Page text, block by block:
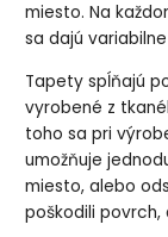
miesto. Na
sa dajú
Tapety spĺňajú
vyrobené z
toho sa pri
umožňuje
miesto, alebo
poškodili povrch,